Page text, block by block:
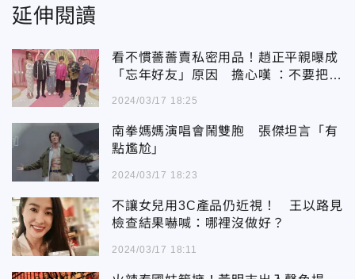
延伸閱讀
看不慣薔薔賣私密用品！趙正平親曝成
「忘年好友」原因 擔心嘆 ：不要把自
2024/03/17 18:25
南拳媽媽演唱會鬧雙胞 張傑坦言「有
點尷尬」
2024/03/17 18:23
不讓女兒用3C產品仍近視！ 王以路見
檢查結果嚇喊：哪裡沒做好？
2024/03/17 18:11